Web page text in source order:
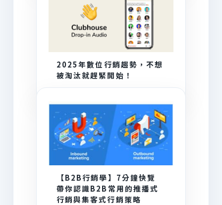
2025年數位行銷趨勢，不想
被淘汰就趕緊開始！
【B2B⾏銷學】7分鐘快覽
帶你認識B2B常用的推播式
行銷與集客式行銷策略